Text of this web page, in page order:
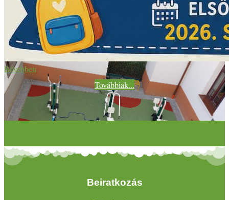
Bővebben
Továbbiak...
Beiratkozás